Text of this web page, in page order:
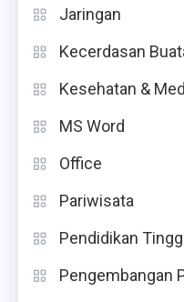
Jaringan
Kecerdasan
Kesehatan &
MS Word
Office
Pariwisata
Pendidikan
Pengembangan